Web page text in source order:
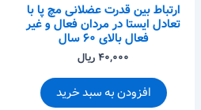
ارتباط بین قدرت عضلانی مچ پا با
تعادل ایستا در مردان فعال و غیر
فعال بالای ۶۰ سال
۴۰,۰۰۰ ریال
افزودن به سبد خرید